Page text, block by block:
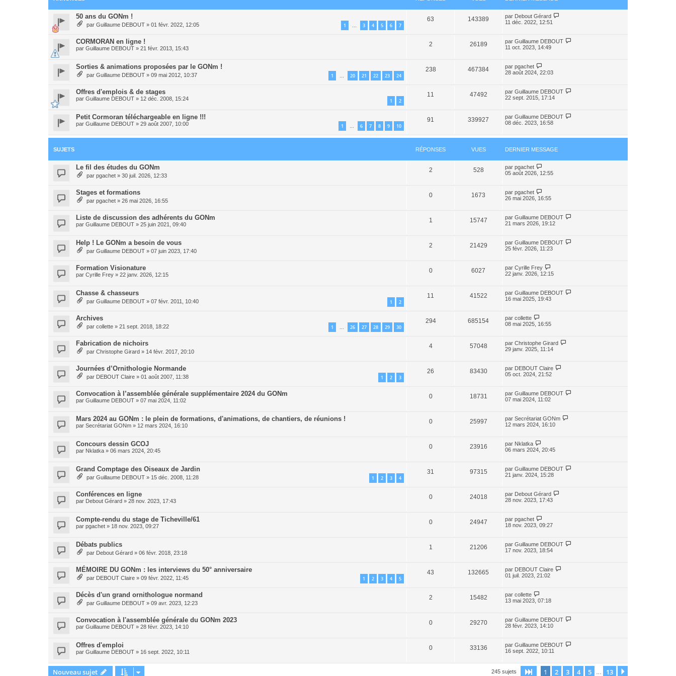
n
e
s
s
50 ans du GONm !
par Guillaume DEBOUT » 01 févr. 2022, 12:05 1 … 3 4 5 6 7
63 143389 par Debout Gérard
11 déc. 2022, 12:51
CORMORAN en ligne !
par Guillaume DEBOUT » 21 févr. 2013, 15:43
2 26189 par Guillaume DEBOUT
11 oct. 2023, 14:49
Sorties & animations proposées par le GONm !
par Guillaume DEBOUT » 09 mai 2012, 10:37 1 … 20 21 22 23 24
238 467384 par pgachet
28 août 2024, 22:03
Offres d'emplois & de stages
par Guillaume DEBOUT » 12 déc. 2008, 15:24 1 2
11 47492 par Guillaume DEBOUT
22 sept. 2015, 17:14
Petit Cormoran téléchargeable en ligne !!!
par Guillaume DEBOUT » 29 août 2007, 10:00 1 … 6 7 8 9 10
91 339927 par Guillaume DEBOUT
08 déc. 2023, 16:58
SUJETS RÉPONSES VUES DERNIER MESSAGE
Le fil des études du GONm
par pgachet » 30 juil. 2026, 12:33
2 528 par pgachet
05 août 2026, 12:55
Stages et formations
par pgachet » 26 mai 2026, 16:55
0 1673 par pgachet
26 mai 2026, 16:55
Liste de discussion des adhérents du GONm
par Guillaume DEBOUT » 25 juin 2021, 09:40
1 15747 par Guillaume DEBOUT
21 mars 2026, 19:12
Help ! Le GONm a besoin de vous
par Guillaume DEBOUT » 07 juin 2023, 17:40
2 21429 par Guillaume DEBOUT
25 févr. 2026, 11:23
Formation Visionature
par Cyrille Frey » 22 janv. 2026, 12:15
0 6027 par Cyrille Frey
22 janv. 2026, 12:15
Chasse & chasseurs
par Guillaume DEBOUT » 07 févr. 2011, 10:40 1 2
11 41522 par Guillaume DEBOUT
16 mai 2025, 19:43
Archives
par collette » 21 sept. 2018, 18:22 1 … 26 27 28 29 30
294 685154 par collette
08 mai 2025, 16:55
Fabrication de nichoirs
par Christophe Girard » 14 févr. 2017, 20:10
4 57048 par Christophe Girard
29 janv. 2025, 11:14
Journées d’Ornithologie Normande
par DEBOUT Claire » 01 août 2007, 11:38 1 2 3
26 83430 par DEBOUT Claire
05 oct. 2024, 21:52
Convocation à l’assemblée générale supplémentaire 2024 du GONm
par Guillaume DEBOUT » 07 mai 2024, 11:02
0 18731 par Guillaume DEBOUT
07 mai 2024, 11:02
Mars 2024 au GONm : le plein de formations, d'animations, de chantiers, de réunions !
par Secrétariat GONm » 12 mars 2024, 16:10
0 25997 par Secrétariat GONm
12 mars 2024, 16:10
Concours dessin GCOJ
par Nklatka » 06 mars 2024, 20:45
0 23916 par Nklatka
06 mars 2024, 20:45
Grand Comptage des Oiseaux de Jardin
par Guillaume DEBOUT » 15 déc. 2008, 11:28 1 2 3 4
31 97315 par Guillaume DEBOUT
21 janv. 2024, 15:28
Conférences en ligne
par Debout Gérard » 28 nov. 2023, 17:43
0 24018 par Debout Gérard
28 nov. 2023, 17:43
Compte-rendu du stage de Ticheville/61
par pgachet » 18 nov. 2023, 09:27
0 24947 par pgachet
18 nov. 2023, 09:27
Débats publics
par Debout Gérard » 06 févr. 2018, 23:18
1 21206 par Guillaume DEBOUT
17 nov. 2023, 18:54
MÉMOIRE DU GONm : les interviews du 50° anniversaire
par DEBOUT Claire » 09 févr. 2022, 11:45 1 2 3 4 5
43 132665 par DEBOUT Claire
01 juil. 2023, 21:02
Décès d'un grand ornithologue normand
par Guillaume DEBOUT » 09 avr. 2023, 12:23
2 15482 par collette
13 mai 2023, 07:18
Convocation à l'assemblée générale du GONm 2023
par Guillaume DEBOUT » 28 févr. 2023, 14:10
0 29270 par Guillaume DEBOUT
28 févr. 2023, 14:10
Offres d'emploi
par Guillaume DEBOUT » 16 sept. 2022, 10:11
0 33136 par Guillaume DEBOUT
16 sept. 2022, 10:11
Nouveau sujet 245 sujets Page sur13
1 2 3 4 5 13